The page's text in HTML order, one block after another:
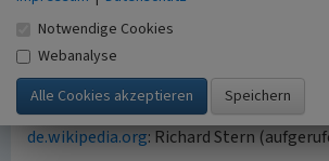
Zeitschrift „Aus Politik und
aufgerufen: 01.04.2026)
www.bpb.de
Ghetto (in der Rubrik „kurz&knapp“ der
für politische Bildung, 17.04.2023,
de.wikipedia.org: Richard Stern
Notwendige Cookies
Webanalyse